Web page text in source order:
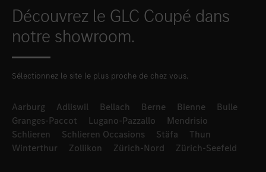
Découvrez le GLC Coupé dans
notre showroom.
Sélectionnez le site le plus proche de chez vous.
Aarburg Adliswil Bellach Berne Bienne
Bulle
Granges-Paccot
Lugano-Pazzallo
Mendrisio
Schlieren
Schlieren Occasions Stäfa
Thun
Winterthur
Zollikon Zürich-Nord Zürich-Seefeld